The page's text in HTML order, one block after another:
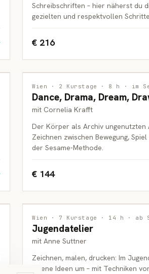
Schreibschriften – hier näherst du
gezielten und respektvollen
€ 216
INTERDISZIPLINÄR
ERWACHSENE
Wien · 2 Kurstage · 8 h · im
Dance, Drama, Dream,
mit Cornelia Krafft
Der Körper als Archiv ungenutzten
Zeichnen zwischen Bewegung,
der Sesame-Methode.
€ 144
MALEREI
JUGENDLICHE
Wien · 7 Kurstage · 14 h · ab
Jugendatelier
mit Anne Suttner
Zeichnen, malen, drucken: Im
eigene Ideen um – mit Techniken